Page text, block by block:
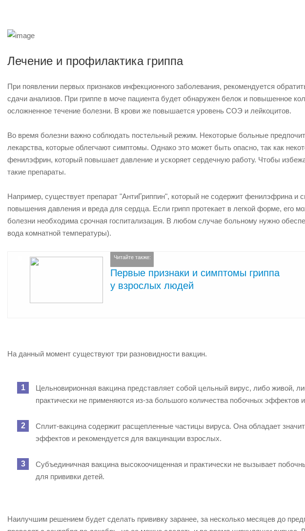
Лечение и профилактика гриппа
При появлении первых признаков инфекционного заболевания, рекомендуется
сдачи анализов. При гриппе в моче пациента будет обнаружен белок и повышенное
осложненное течение болезни. В крови же повышается уровень СОЭ и лейкоцитов.
Во время болезни важно соблюдать постельный режим. Некоторые больные
лекарства, которые облегчают симптомы. Однако это может быть опасно, так как
фенилэфрин, который повышает давление и ускоряет сердечную работу. Чтобы
такие препараты.
Например, существует препарат "АнтиГриппин", который не содержит фенилэфрина и
повышения давления и вреда для сердца. Если грипп протекает в легкой форме, его
болезни необходима срочная госпитализация. В любом случае больному нужно
вода комнатной температуры).
Читайте также:
Первые признаки и симптомы гриппа
у взрослых людей
На данный момент существуют три разновидности вакцин.
Цельновирионная вакцина представляет собой цельный вирус, либо живой,
практически не применяются из-за большого количества побочных эффектов
Сплит-вакцина содержит расщепленные частицы вируса. Она обладает
эффектов и рекомендуется для вакцинации взрослых.
Субъединичная вакцина высокоочищенная и практически не вызывает
для прививки детей.
Наилучшим решением будет сделать прививку заранее, за несколько месяцев до